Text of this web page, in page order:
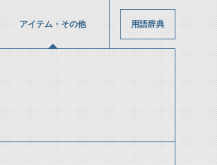
アイテム・その他 用語辞典